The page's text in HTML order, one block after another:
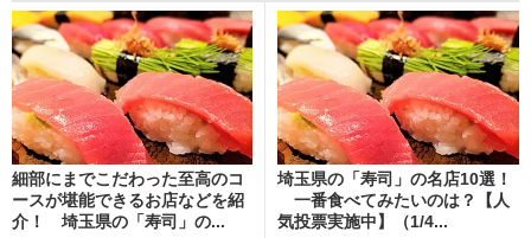
細部にまでこだわった至高のコ
ースが堪能できるお店などを紹
介！ 埼玉県の「寿司」の...
埼玉県の「寿司」の名店10選！
一番食べてみたいのは？【人
気投票実施中】（1/4...